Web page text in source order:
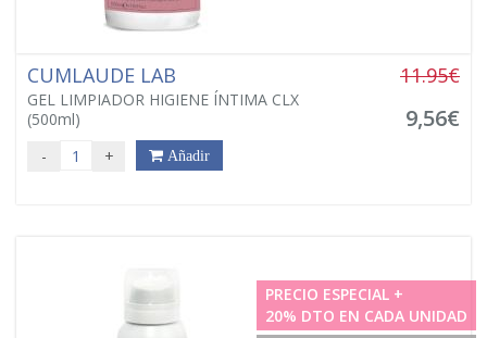
CUMLAUDE LAB
GEL LIMPIADOR HIGIENE ÍNTIMA CLX
(500ml)
11.95€
9,56€
- + Añadir
PRECIO ESPECIAL +
20% DTO EN CADA UNIDAD